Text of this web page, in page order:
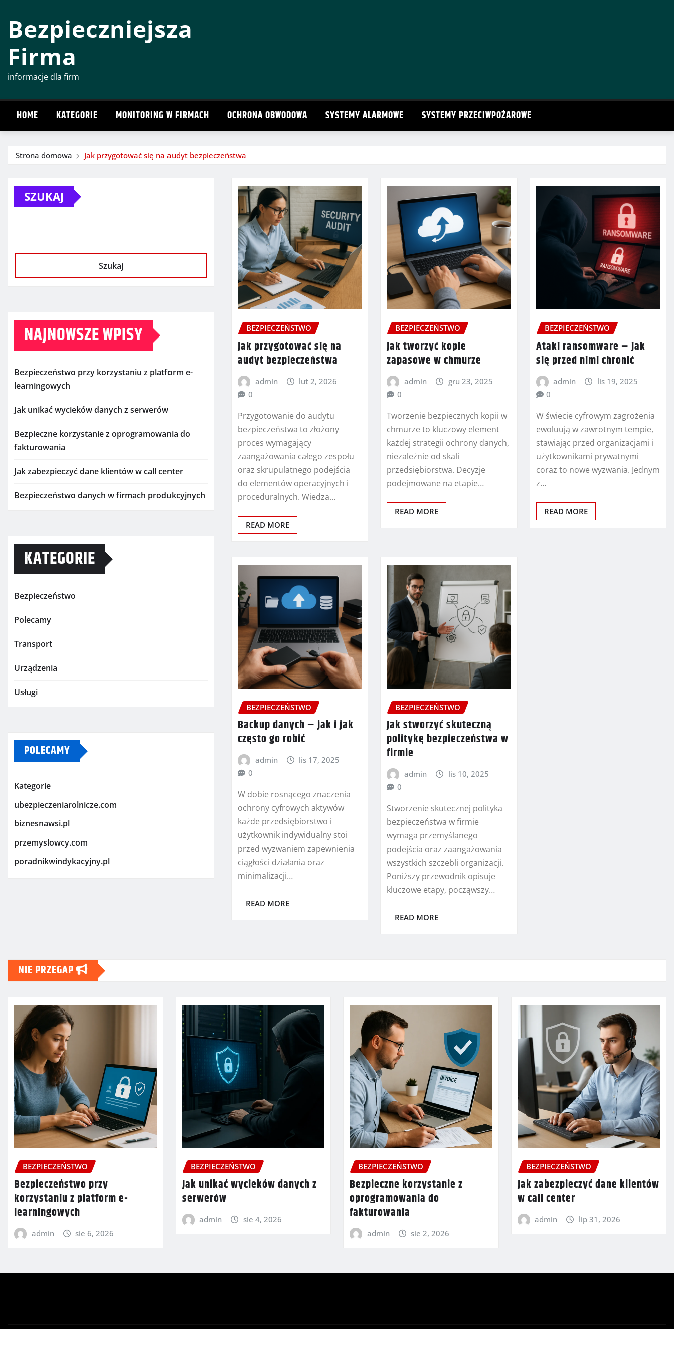
treściBezpieczniejsza
Firma
informacje dla firm
HOME KATEGORIE MONITORING W FIRMACH OCHRONA OBWODOWA SYSTEMY ALARMOWE SYSTEMY PRZECIWPOŻAROWE
Strona domowa Jak przygotować się na audyt bezpieczeństwa
SZUKAJ
Szukaj
NAJNOWSZE WPISY
Bezpieczeństwo przy korzystaniu z platform e-
learningowych
Jak unikać wycieków danych z serwerów
Bezpieczne korzystanie z oprogramowania do
fakturowania
Jak zabezpieczyć dane klientów w call center
Bezpieczeństwo danych w firmach produkcyjnych
KATEGORIE
Bezpieczeństwo
Polecamy
Transport
Urządzenia
Usługi
POLECAMY
Kategorie
ubezpieczeniarolnicze.com
biznesnawsi.pl
przemyslowcy.com
poradnikwindykacyjny.pl
BEZPIECZEŃSTWO
Jak przygotować się na
audyt bezpieczeństwa
admin
lut 2, 2026
0
Przygotowanie do audytu
bezpieczeństwa to złożony
proces wymagający
zaangażowania całego zespołu
oraz skrupulatnego podejścia
do elementów operacyjnych i
proceduralnych. Wiedza…
READ MORE
BEZPIECZEŃSTWO
Jak tworzyć kopie
zapasowe w chmurze
admin
gru 23, 2025
0
Tworzenie bezpiecznych kopii w
chmurze to kluczowy element
każdej strategii ochrony danych,
niezależnie od skali
przedsiębiorstwa. Decyzje
podejmowane na etapie…
READ MORE
BEZPIECZEŃSTWO
Ataki ransomware – jak
się przed nimi chronić
admin
lis 19, 2025
0
W świecie cyfrowym zagrożenia
ewoluują w zawrotnym tempie,
stawiając przed organizacjami i
użytkownikami prywatnymi
coraz to nowe wyzwania. Jednym
z…
READ MORE
BEZPIECZEŃSTWO
Backup danych – jak i jak
często go robić
admin
lis 17, 2025
0
W dobie rosnącego znaczenia
ochrony cyfrowych aktywów
każde przedsiębiorstwo i
użytkownik indywidualny stoi
przed wyzwaniem zapewnienia
ciągłości działania oraz
minimalizacji…
READ MORE
BEZPIECZEŃSTWO
Jak stworzyć skuteczną
politykę bezpieczeństwa w
firmie
admin
lis 10, 2025
0
Stworzenie skutecznej polityka
bezpieczeństwa w firmie
wymaga przemyślanego
podejścia oraz zaangażowania
wszystkich szczebli organizacji.
Poniższy przewodnik opisuje
kluczowe etapy, począwszy…
READ MORE
NIE PRZEGAP
BEZPIECZEŃSTWO
Bezpieczeństwo przy
korzystaniu z platform e-
learningowych
admin sie 6, 2026
BEZPIECZEŃSTWO
Jak unikać wycieków danych z
serwerów
admin sie 4, 2026
BEZPIECZEŃSTWO
Bezpieczne korzystanie z
oprogramowania do
fakturowania
admin sie 2, 2026
BEZPIECZEŃSTWO
Jak zabezpieczyć dane klientów
w call center
admin lip 31, 2026